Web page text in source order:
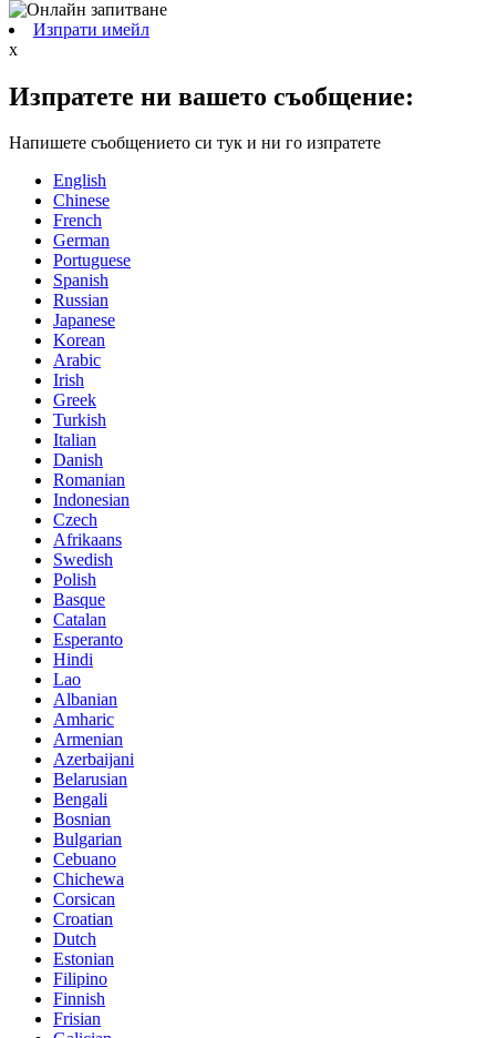
Изпрати имейл
x
Изпратете ни вашето съобщение:
Напишете съобщението си тук и ни го изпратете
English
Chinese
French
German
Portuguese
Spanish
Russian
Japanese
Korean
Arabic
Irish
Greek
Turkish
Italian
Danish
Romanian
Indonesian
Czech
Afrikaans
Swedish
Polish
Basque
Catalan
Esperanto
Hindi
Lao
Albanian
Amharic
Armenian
Azerbaijani
Belarusian
Bengali
Bosnian
Bulgarian
Cebuano
Chichewa
Corsican
Croatian
Dutch
Estonian
Filipino
Finnish
Frisian